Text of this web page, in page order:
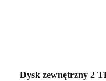
Dysk zewnętrzny 2